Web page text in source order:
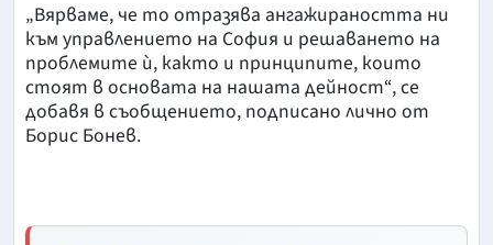
„Вярваме, че то отразява ангажираността ни
към управлението на София и решаването на
проблемите ѝ, както и принципите, които
стоят в основата на нашата дейност“, се
добавя в съобщението, подписано лично от
Борис Бонев.